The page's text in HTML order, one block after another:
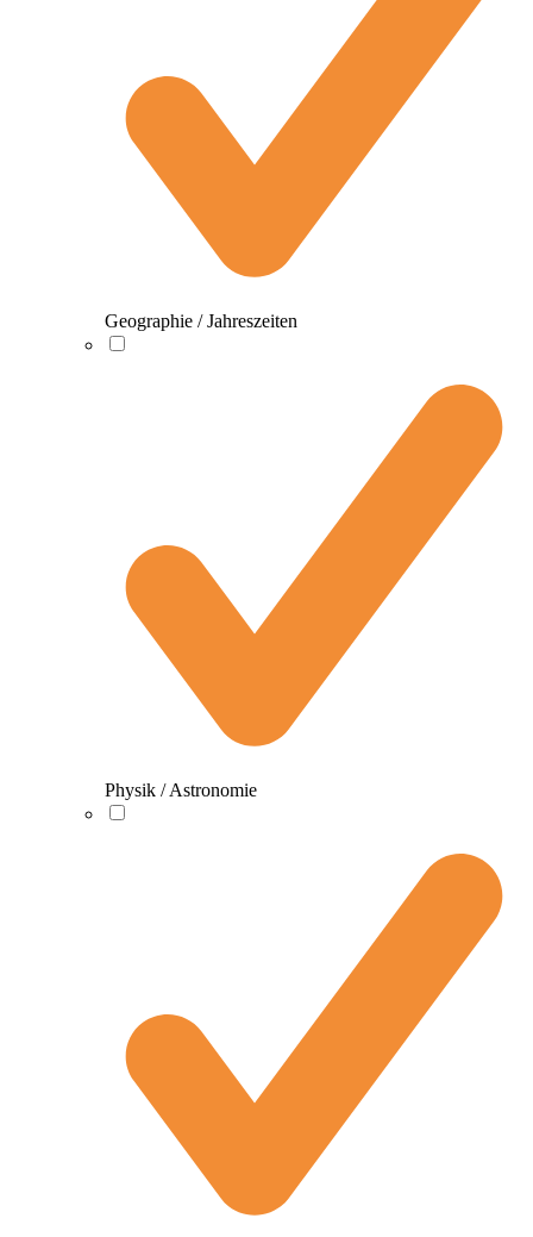
Geographie / Jahreszeiten
Physik / Astronomie